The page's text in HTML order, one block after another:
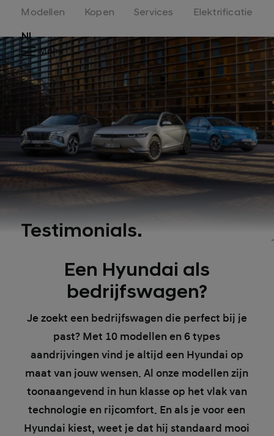
Modellen Kopen Services Elektrificatie
NL
Menu
Testimonials.
Een Hyundai als
bedrijfswagen?
Je zoekt een bedrijfswagen die perfect bij je
past? Met 10 modellen en 6 types
aandrijvingen vind je altijd een Hyundai op
maat van jouw wensen. Al onze modellen zijn
toonaangevend in hun klasse op het vlak van
technologie en rijcomfort. En als je voor een
Hyundai kiest, weet je dat hij standaard mooi